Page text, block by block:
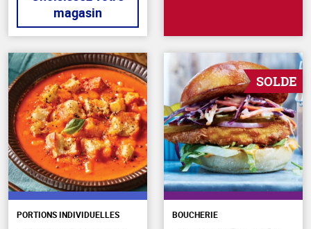
magasin
PORTIONS INDIVIDUELLES
SOLDE
BOUCHERIE